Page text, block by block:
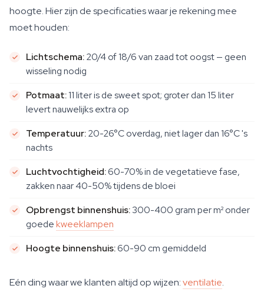
hoogte. Hier zijn de specificaties waar je rekening mee
moet houden:
Lichtschema:20/4 of 18/6 van zaad tot oogst — geen
wisseling nodig
Potmaat:11 liter is de sweet spot; groter dan 15 liter
levert nauwelijks extra op
Temperatuur:20-26°C overdag, niet lager dan 16°C 's
nachts
Luchtvochtigheid:60-70% in de vegetatieve fase,
zakken naar 40-50% tijdens de bloei
Opbrengst binnenshuis:300-400 gram per m² onder
goedekweeklampen
Hoogte binnenshuis:60-90 cm gemiddeld
Eén ding waar we klanten altijd op wijzen:ventilatie.